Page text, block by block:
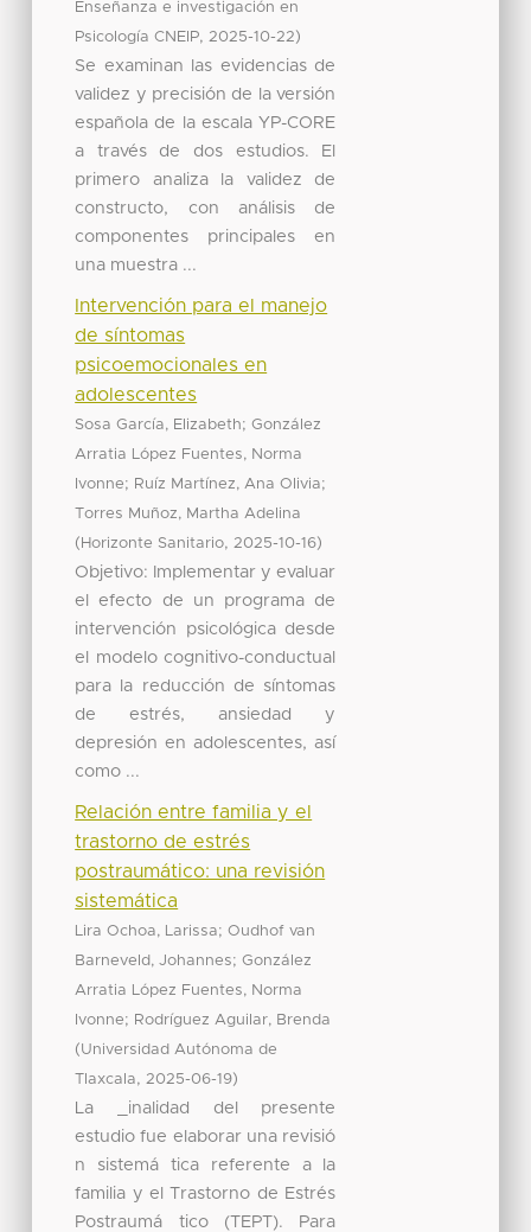
Enseñanza e investigación en
Psicología CNEIP, 2025-10-22)
Se examinan las evidencias de
validez y precisión de la versión
española de la escala YP-CORE
a través de dos estudios. El
primero analiza la validez de
constructo, con análisis de
componentes principales en
una muestra ...
Intervención para el manejo
de síntomas
psicoemocionales en
adolescentes
Sosa García, Elizabeth;González
Arratia López Fuentes, Norma
Ivonne; Ruíz Martínez, Ana Olivia;
Torres Muñoz, Martha Adelina
( Horizonte Sanitario, 2025-10-16)
Objetivo: Implementar y evaluar
el efecto de un programa de
intervención psicológica desde
el modelo cognitivo-conductual
para la reducción de síntomas
de estrés, ansiedad y
depresión en adolescentes, así
como ...
Relación entre familia y el
trastorno de estrés
postraumático: una revisión
sistemática
Lira Ochoa, Larissa;Oudhof van
Barneveld, Johannes;González
Arratia López Fuentes, Norma
Ivonne; Rodríguez Aguilar, Brenda
(Universidad Autónoma de
Tlaxcala, 2025-06-19)
La _inalidad del presente
estudio fue elaborar una revisió
n sistemá tica referente a la
familia y el Trastorno de Estrés
Postraumá tico (TEPT). Para